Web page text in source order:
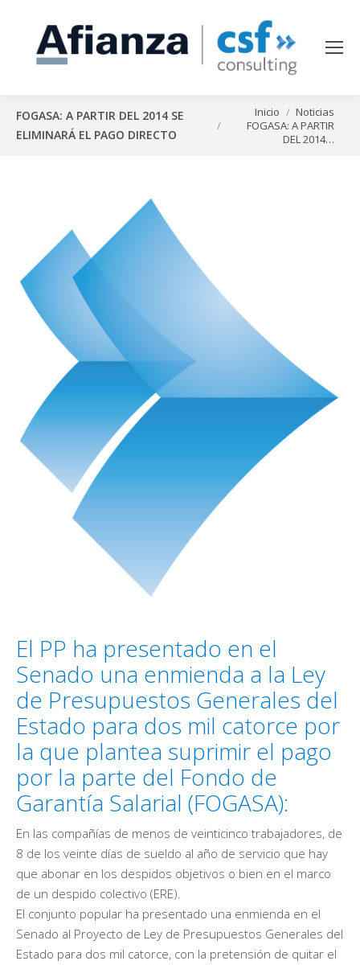
FOGASA: A PARTIR DEL 2014 SE
ELIMINARÁ EL PAGO DIRECTO
Estás aquí:Inicio
Noticias
FOGASA: A PARTIR
DEL 2014…
El PP ha presentado en el
Senado una enmienda a la Ley
de Presupuestos Generales del
Estado para dos mil catorce por
la que plantea suprimir el pago
por la parte del Fondo de
Garantía Salarial (FOGASA):
En las compañías de menos de veinticinco trabajadores, de
8 de los veinte días de sueldo al año de servicio que hay
que abonar en los despidos objetivos o bien en el marco
de un despido colectivo (ERE).
El conjunto popular ha presentado una enmienda en el
Senado al Proyecto de Ley de Presupuestos Generales del
Estado para dos mil catorce, con la pretensión de quitar el